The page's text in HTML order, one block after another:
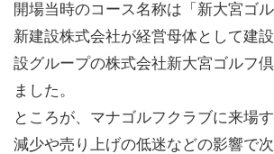
開場当時のコース名称は「新大宮ゴル
新建設株式会社が経営母体として建
設グループの株式会社新大宮ゴルフ
ました。
ところが、マナゴルフクラブに来場
減少や売り上げの低迷などの影響で